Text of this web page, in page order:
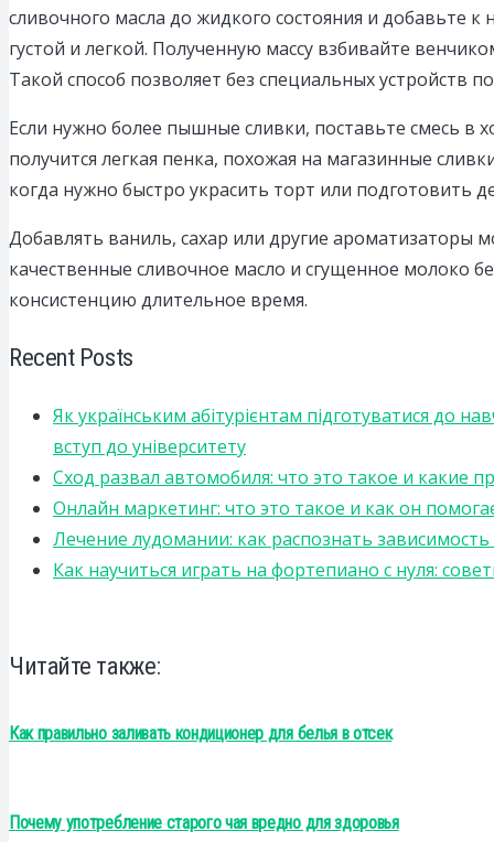
сливочного масла до жидкого состояния и добавьте
густой и легкой. Полученную массу взбивайте
Такой способ позволяет без специальных устройств
Если нужно более пышные сливки, поставьте смесь в
получится легкая пенка, похожая на магазинные
когда нужно быстро украсить торт или подготовить
Добавлять ваниль, сахар или другие ароматизаторы
качественные сливочное масло и сгущенное молоко
консистенцию длительное время.
Recent Posts
Як українським абітурієнтам підготуватися до
вступ до університету
Сход развал автомобиля: что это такое и какие
Онлайн маркетинг: что это такое и как он
Лечение лудомании: как распознать
Как научиться играть на фортепиано с нуля:
Читайте также:
Как правильно заливать кондиционер для белья в отсек
Почему употребление старого чая вредно для здоровья